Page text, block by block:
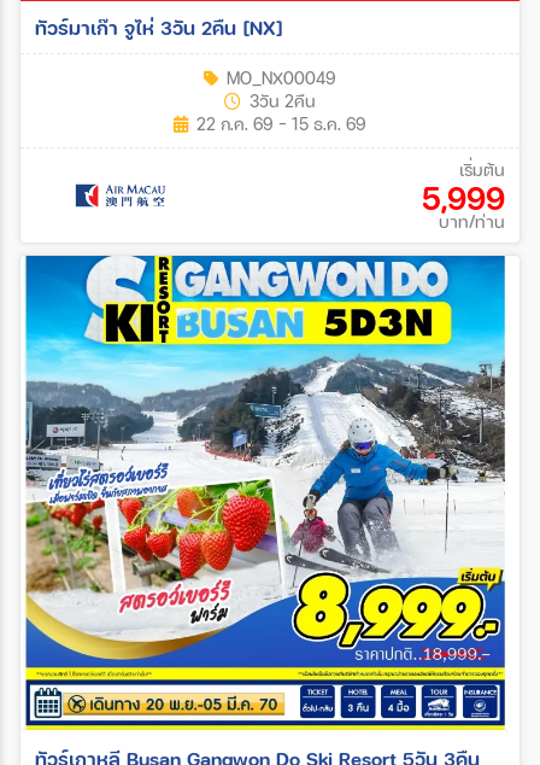
ทัวร์มาเก๊า จูไห่ 3วัน 2คืน [NX]
MO_NX00049
3วัน 2คืน
22 ก.ค. 69 - 15 ธ.ค. 69
เริ่มต้น
5,999
บาท/ท่าน
ทัวร์เกาหลี Busan Gangwon Do Ski Resort 5วัน 3คืน